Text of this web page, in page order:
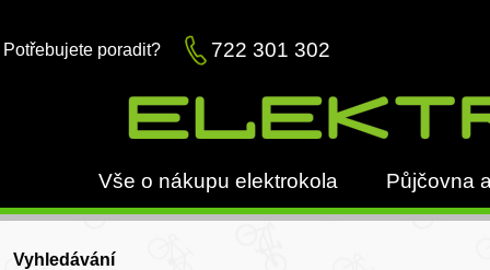
Potřebujete poradit? 722 301 302
Vše o nákupu elektrokola Půjčovna
Vyhledávání